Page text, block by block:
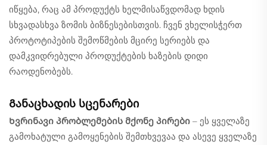
იწყება, რაც ამ პროდუქტს ხელმისაწვდომად ხდის
სხვადასხვა ზომის ბიზნესებისთვის. ჩვენ ვხელისჭერთ
პროტოტიპების შემოწმების მცირე სერიებს და
დამკვიდრებული პროდუქტების ხაზების დიდი
რაოდენობებს.
Განაცხადის სცენარები
Ხვრინავი პრობლემების მქონე პირები – ეს ყველაზე
გამოხატული გამოყენების შემთხვევაა და ასევე ყველაზე